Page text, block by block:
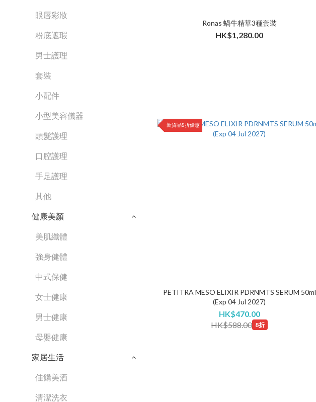
眼唇彩妝
粉底遮瑕
男士護理
套裝
小配件
小型美容儀器
頭髮護理
口腔護理
手足護理
其他
健康美顏
美肌纖體
強身健體
中式保健
女士健康
男士健康
母嬰健康
家居生活
佳餚美酒
清潔洗衣
Ronas 蝸牛精華3種套裝
HK$1,280.00
新貨品8折優惠
PETITRA MESO ELIXIR PDRNMTS SERUM 50ml
(Exp 04 Jul 2027)
HK$470.00
HK$588.00 8折